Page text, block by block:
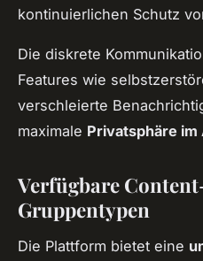
kontinuierlichen Schutz
Die diskrete
Features wie
verschleierte
maximale Privatsphäre im
Verfügbare
Gruppentypen
Die Plattform bietet eine